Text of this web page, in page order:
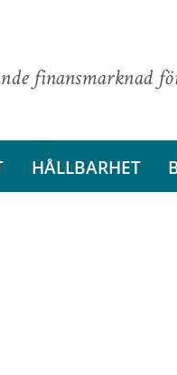
finansmarknad
HÅLLBARHET